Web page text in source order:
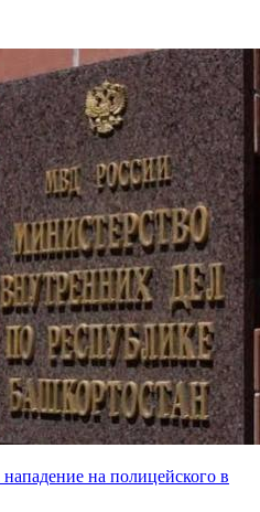
на полицейского в